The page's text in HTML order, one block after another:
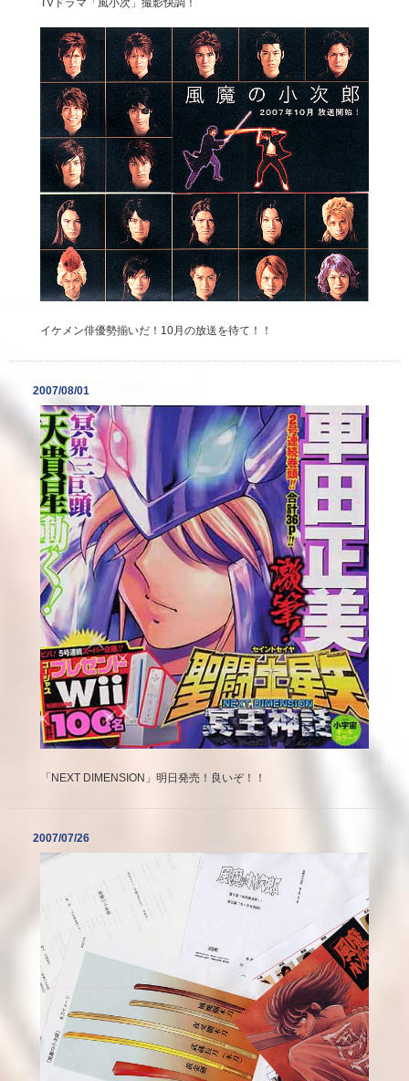
TVドラマ「風小次」撮影快調！
イケメン俳優勢揃いだ！10月の放送を待て！！
2007/08/01
「NEXT DIMENSION」明日発売！良いぞ！！
2007/07/26